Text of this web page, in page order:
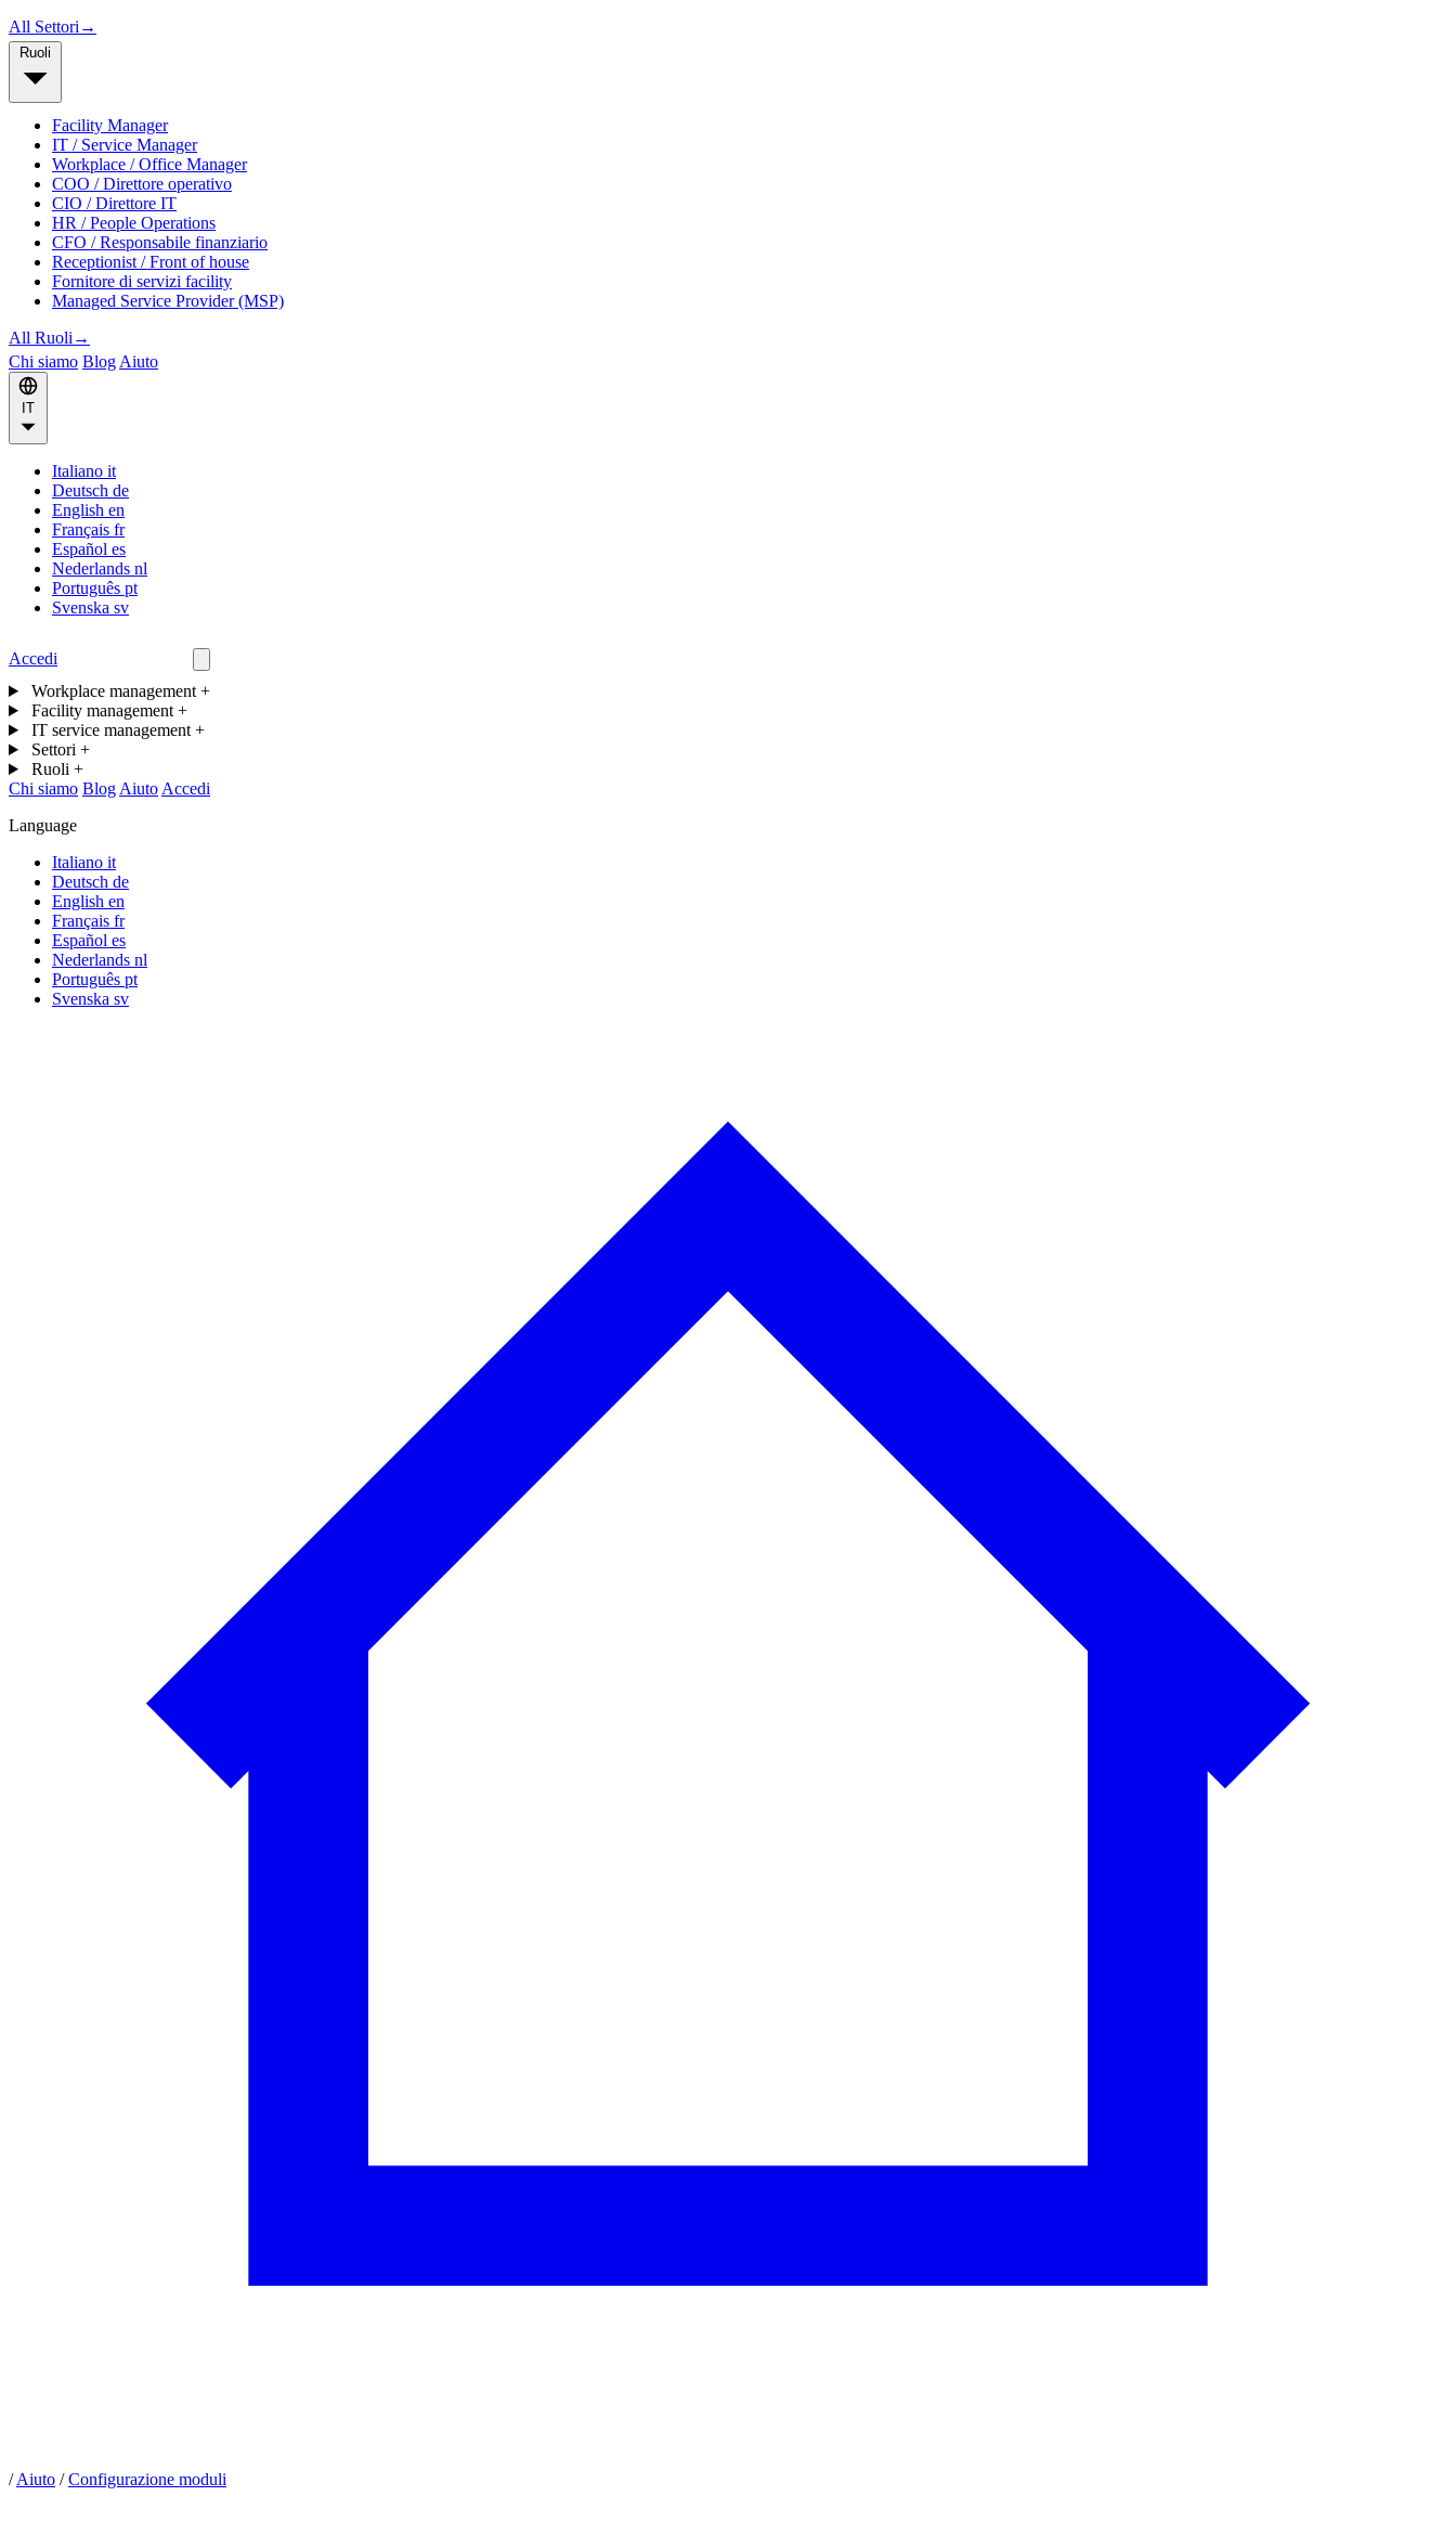
All Settori →
Facility Manager
IT / Service Manager
Workplace / Office Manager
COO / Direttore operativo
CIO / Direttore IT
HR / People Operations
CFO / Responsabile finanziario
Receptionist / Front of house
Fornitore di servizi facility
Managed Service Provider (MSP)
All Ruoli →
Chi siamo Blog Aiuto
Italiano it
Deutsch de
English en
Français fr
Español es
Nederlands nl
Português pt
Svenska sv
Accedi
Workplace management +
Facility management +
IT service management +
Settori +
Ruoli +
Chi siamo Blog Aiuto Accedi
Language
Italiano it
Deutsch de
English en
Français fr
Español es
Nederlands nl
Português pt
Svenska sv
/ Aiuto / Configurazione moduli